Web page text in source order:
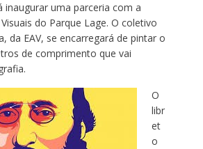
inaugurar uma parceria com a
do Parque Lage. O coletivo
da EAV, se encarregará de pintar o
de comprimento que vai
O
libr
et
o